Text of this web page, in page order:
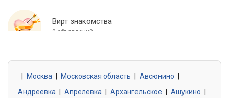
Вирт знакомства
0 объявлений
0 объявлений
Москва Московская область Авсюнино
Андреевка
Апрелевка Архангельское Ашукино